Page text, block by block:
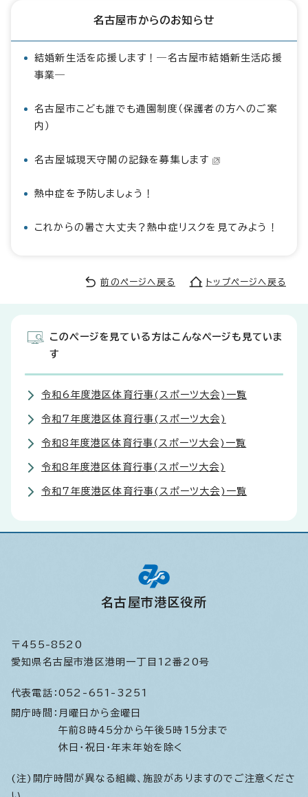
名古屋市からのお知らせ
結婚新生活を応援します！―名古屋市結婚新生活応援
事業―
名古屋市こども誰でも通園制度（保護者の方へのご案
内）
名古屋城現天守閣の記録を募集します
熱中症を予防しましょう！
これからの暑さ大丈夫？熱中症リスクを見てみよう！
前のページへ戻る トップページへ戻る
このページを見ている方はこんなページも見ていま
す
令和6年度港区体育行事(スポーツ大会)一覧
令和7年度港区体育行事(スポーツ大会)
令和8年度港区体育行事(スポーツ大会)一覧
令和8年度港区体育行事(スポーツ大会)
令和7年度港区体育行事(スポーツ大会)一覧
名古屋市港区役所
〒455-8520
愛知県名古屋市港区港明一丁目12番20号
代表電話： 052-651-3251
開庁時間： 月曜日から金曜日
午前8時45分から午後5時15分まで
休日・祝日・年末年始を除く
(注)開庁時間が異なる組織、施設がありますのでご注意くださ